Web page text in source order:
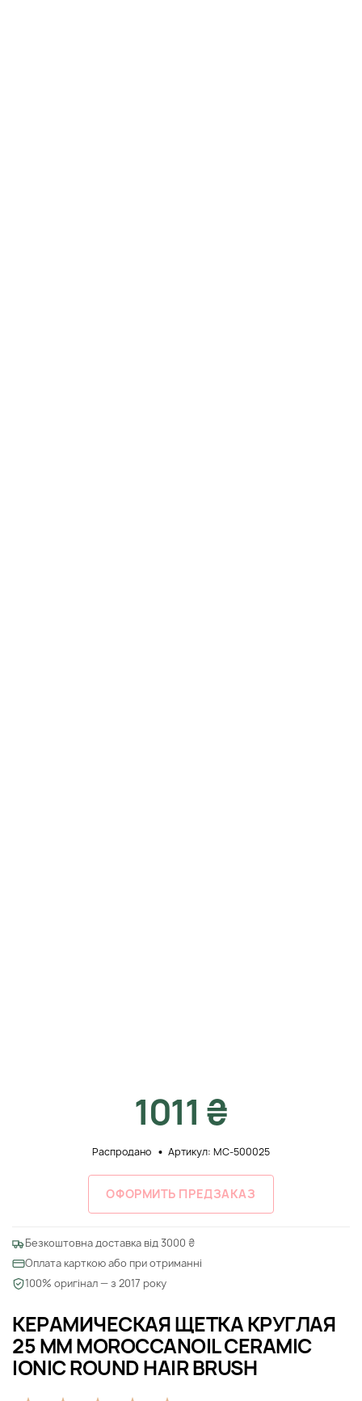
КЕРАМИЧЕСКАЯ ЩЕТКА КРУГЛАЯ
25 ММ MOROCCANOIL CERAMIC
IONIC ROUND HAIR BRUSH
1011 ₴
Распродано Артикул: MC-500025
ОФОРМИТЬ ПРЕДЗАКАЗ
Безкоштовна доставка від 3000 ₴
Оплата карткою або при отриманні
100% оригінал — з 2017 року